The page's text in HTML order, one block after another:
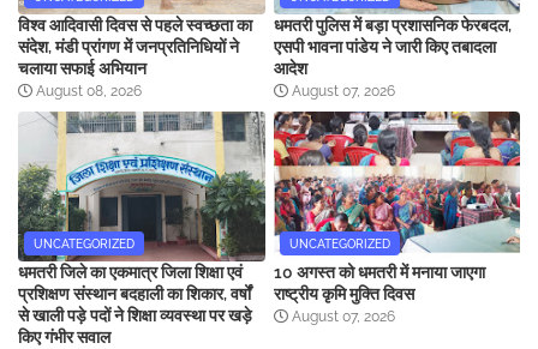
विश्व आदिवासी दिवस से पहले स्वच्छता का
संदेश, मंडी प्रांगण में जनप्रतिनिधियों ने
चलाया सफाई अभियान
August 08, 2026
धमतरी पुलिस में बड़ा प्रशासनिक फेरबदल,
एसपी भावना पांडेय ने जारी किए तबादला
आदेश
August 07, 2026
UNCATEGORIZED
धमतरी जिले का एकमात्र जिला शिक्षा एवं
प्रशिक्षण संस्थान बदहाली का शिकार, वर्षों
से खाली पड़े पदों ने शिक्षा व्यवस्था पर खड़े
किए गंभीर सवाल
UNCATEGORIZED
10 अगस्त को धमतरी में मनाया जाएगा
राष्ट्रीय कृमि मुक्ति दिवस
August 07, 2026